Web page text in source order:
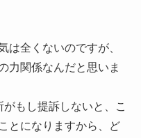
は全くないのですが、
力関係なんだと思いま
もし提訴しないと、こ
とになりますから、ど